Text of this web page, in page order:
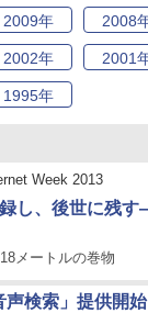
2009年 2008
2002年 2001
1995年
Week 2013
し、後世に残
メートルの巻物
検索」提供開